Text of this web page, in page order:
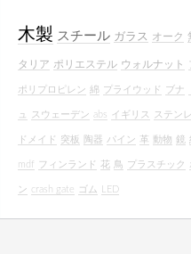
木製 スチール ガラス オーク
タリア ポリエステル ウォルナット
ポリプロピレン 綿 プライウッド ブナ
ュ スウェーデン abs イギリス ステン
ドメイド 突板 陶器 パイン 革 動物 鏡
mdf フィンランド 花 鳥 プラスチック
ン crash gate ゴム LED